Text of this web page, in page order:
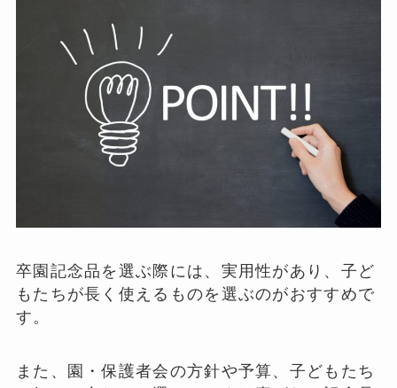
卒園記念品を選ぶ際には、実用性があり、子ど
もたちが長く使えるものを選ぶのがおすすめで
す。
また、園・保護者会の方針や予算、子どもたち